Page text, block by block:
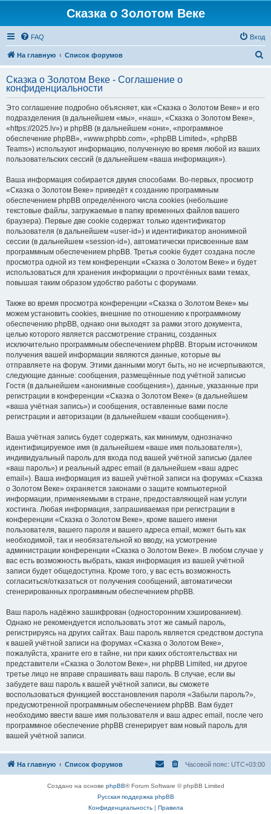
Сказка о Золотом Веке
FAQ Вход
На главную Список форумов
с
Сказка о Золотом Веке - Соглашение о
конфиденциальности
Это соглашение подробно объясняет, как «Сказка о Золотом Веке» и его
подразделения (в дальнейшем «мы», «наш», «Сказка о Золотом Веке»,
«https://2025.lv») и phpBB (в дальнейшем «они», «программное
обеспечение phpBB», «www.phpbb.com», «phpBB Limited», «phpBB
Teams») используют информацию, полученную во время любой из ваших
пользовательских сессий (в дальнейшем «ваша информация»).
Ваша информация собирается двумя способами. Во-первых, просмотр
«Сказка о Золотом Веке» приведёт к созданию программным
обеспечением phpBB определённого числа cookies (небольшие
текстовые файлы, загружаемые в папку временных файлов вашего
браузера). Первые две cookie содержат только идентификатор
пользователя (в дальнейшем «user-id») и идентификатор анонимной
сессии (в дальнейшем «session-id»), автоматически присвоенные вам
программным обеспечением phpBB. Третья cookie будет создана после
просмотра одной из тем конференции «Сказка о Золотом Веке» и будет
использоваться для хранения информации о прочтённых вами темах,
повышая таким образом удобство работы с форумами.
Также во время просмотра конференции «Сказка о Золотом Веке» мы
можем установить cookies, внешние по отношению к программному
обеспечению phpBB, однако они выходят за рамки этого документа,
целью которого является рассмотрение страниц, созданных
исключительно программным обеспечением phpBB. Вторым источником
получения вашей информации являются данные, которые вы
отправляете на форум. Этими данными могут быть, но не исчерпываются,
следующие данные: сообщения, размещённые под учётной записью
Гостя (в дальнейшем «анонимные сообщения»), данные, указанные при
регистрации в конференции «Сказка о Золотом Веке» (в дальнейшем
«ваша учётная запись») и сообщения, оставленные вами после
регистрации и авторизации (в дальнейшем «ваши сообщения»).
Ваша учётная запись будет содержать, как минимум, однозначно
идентифицируемое имя (в дальнейшем «ваше имя пользователя»),
индивидуальный пароль для входа под вашей учётной записью (далее
«ваш пароль») и реальный адрес email (в дальнейшем «ваш адрес
email»). Ваша информация из вашей учётной записи на форумах «Сказка
о Золотом Веке» охраняется законами о защите компьютерной
информации, применяемыми в стране, предоставляющей нам услуги
хостинга. Любая информация, запрашиваемая при регистрации в
конференции «Сказка о Золотом Веке», кроме вашего имени
пользователя, вашего пароля и вашего адреса email, может быть как
необходимой, так и необязательной ко вводу, на усмотрение
администрации конференции «Сказка о Золотом Веке». В любом случае у
вас есть возможность выбрать, какая информация из вашей учётной
записи будет общедоступна. Кроме того, у вас есть возможность
согласиться/отказаться от получения сообщений, автоматически
сгенерированных программным обеспечением phpBB.
Ваш пароль надёжно зашифрован (односторонним хэшированием).
Однако не рекомендуется использовать этот же самый пароль,
регистрируясь на других сайтах. Ваш пароль является средством доступа
к вашей учётной записи на форумах «Сказка о Золотом Веке»,
пожалуйста, храните его в тайне, ни при каких обстоятельствах ни
представители «Сказка о Золотом Веке», ни phpBB Limited, ни другое
третье лицо не вправе спрашивать ваш пароль. В случае, если вы
забудете ваш пароль к вашей учётной записи, вы сможете
воспользоваться функцией восстановления пароля «Забыли пароль?»,
предусмотренной программным обеспечением phpBB. Вам будет
необходимо ввести ваше имя пользователя и ваш адрес email, после чего
программное обеспечение phpBB сгенерирует вам новый пароль для
вашей учётной записи.
На главную Список форумов Часовой пояс: UTC+03:00
Создано на основе phpBB® Forum Software © phpBB Limited
Русская поддержка phpBB
Конфиденциальность| Правила